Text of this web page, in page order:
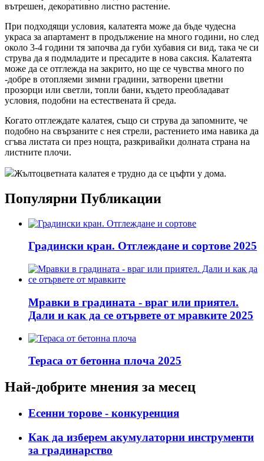
вътрешен, декоративно листно растение.
При подходящи условия, калатеята може да бъде чудесна
украса за апартамент в продължение на много години, но след
около 3-4 години тя започва да губи хубавия си вид, така че си
струва да я подмладите и пресадите в нова саксия. Калатеята
може да се отглежда на закрито, но ще се чувства много по
-добре в отопляеми зимни градини, затворени цветни
прозорци или светли, топли бани, където преобладават
условия, подобни на естествената й среда.
Когато отглеждате калатея, също си струва да запомните, че
подобно на свързаните с нея стрели, растението има навика да
сгъва листата си през нощта, разкривайки долната страна на
листните плочи.
Жълтоцветната калатея е трудно да се цъфти у дома.
Популярни Публикации
Градински кран. Отглеждане и сортове 2025
Мравки в градината - враг или приятел.
Дали и как да се отървете от мравките 2025
Тераса от бетонна плоча 2025
Най-добрите мнения за месец
Есенни торове - конкуренция
Как да изберем акумулаторни инструменти
за градинарство